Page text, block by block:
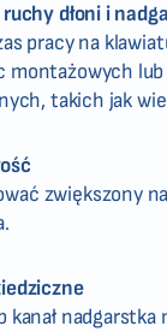
dłoni i
pracy na
montażowych
takich jak
zwiększony
nadgarstka